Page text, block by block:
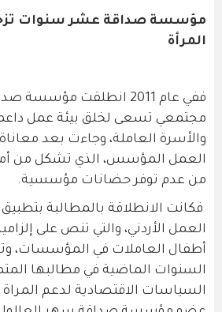
مؤسسة صداقة عشر سنوات
المرأة
ففي عام 2011 انطلقت
مجتمعي تسعى لخلق بيئة عمل
والأسرة العاملة، وجاءت بعد
العمل المؤسس، الذي تشكل من
من عدم توفر حضانات مؤسسية.
العمل الأردني، والتي تنص على
أطفال العاملات في المؤسسات،
السنوات الماضية في مطالبها
السياسات الاقتصادية لدعم